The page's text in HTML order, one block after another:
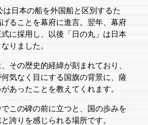
は日本の船を外国船と区別するた
ることを幕府に進言。翌年、幕府
に採用し、以後「日の丸」は日本
りました。
その歴史的経緯が刻まれており、
気なく目にする国旗の背景に、薩
あったことを教えてくれます。
この碑の前に立つと、国の歩みを
誇りを感じられる場所です。